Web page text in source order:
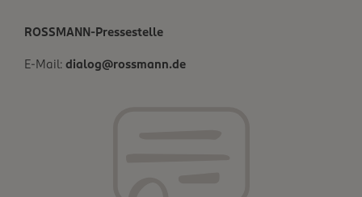
ROSSMANN-Pressestelle
E-Mail: dialog@rossmann.de